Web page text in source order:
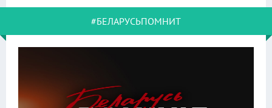
#БЕЛАРУСЬПОМНИТ